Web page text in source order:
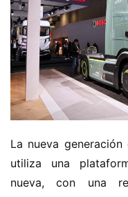
La nueva
utiliza una
nueva, con una